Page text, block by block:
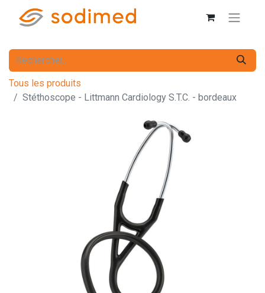
Tous les produits
Stéthoscope - Littmann Cardiology S.T.C. - bordeaux